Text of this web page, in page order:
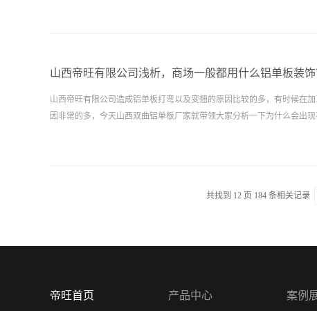
山西帝旺有限公司浅析，商场一般都用什么铝单板装饰
山西帝旺有限公司造成铝单板打弯以及变翘的原因比较的多，有时候在
因非常的多，今天山西双曲铝单板厂家就带领大家分析一下为什么会出
共找到 12 页 184 条相关记录
帝旺首页 产品中心 案例